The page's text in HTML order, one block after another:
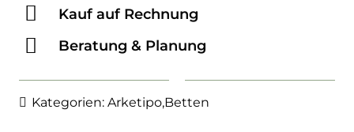
Kauf auf Rechnung
Beratung & Planung
Kategorien:Arketipo,Betten